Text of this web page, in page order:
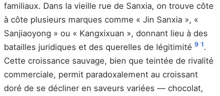
familiaux. Dans la vieille rue de Sanxia, on trouve côte
à côte plusieurs marques comme « Jin Sanxia », «
Sanjiaoyong » ou « Kangxixuan », donnant lieu à des
batailles juridiques et des querelles de légitimité 9 1.
Cette croissance sauvage, bien que teintée de rivalité
commerciale, permit paradoxalement au croissant
doré de se décliner en saveurs variées — chocolat,